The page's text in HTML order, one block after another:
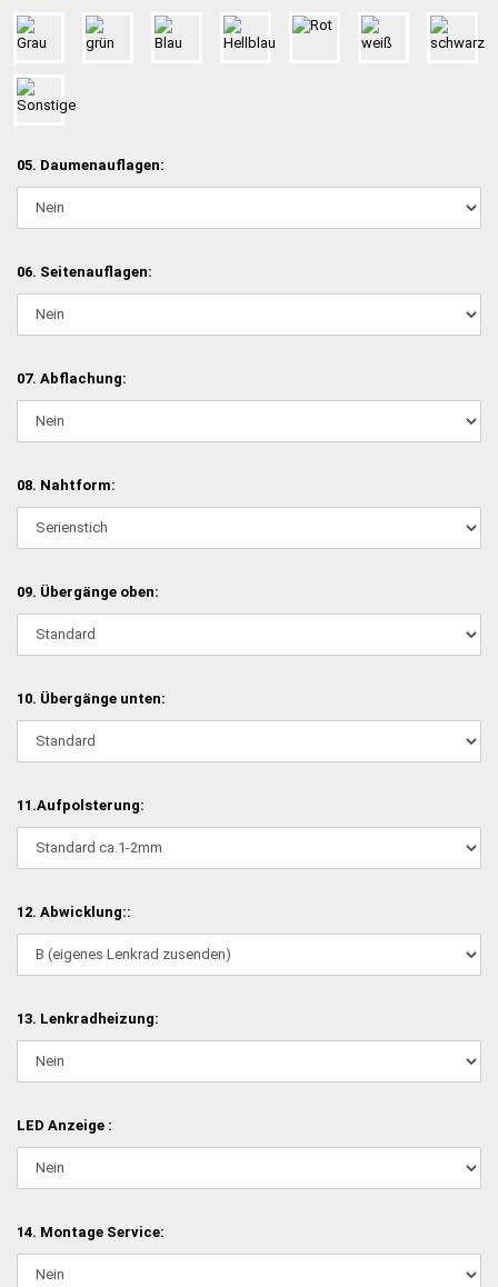
05. Daumenauflagen:
06. Seitenauflagen:
07. Abflachung:
08. Nahtform:
09. Übergänge oben:
10. Übergänge unten:
11.Aufpolsterung:
12. Abwicklung::
13. Lenkradheizung:
LED Anzeige :
14. Montage Service: